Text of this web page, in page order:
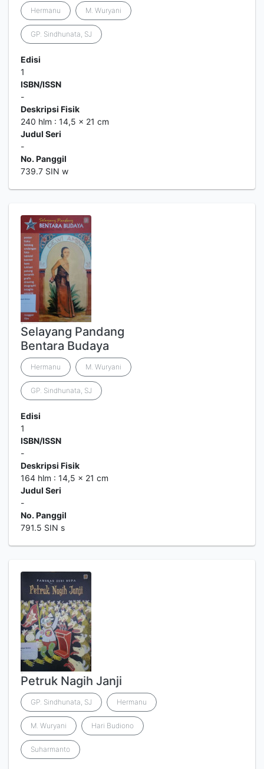
Hermanu M. Wuryani
GP. Sindhunata, SJ
Edisi
1
ISBN/ISSN
-
Deskripsi Fisik
240 hlm : 14,5 x 21 cm
Judul Seri
-
No. Panggil
739.7 SIN w
Selayang Pandang
Bentara Budaya
Hermanu M. Wuryani
GP. Sindhunata, SJ
Edisi
1
ISBN/ISSN
-
Deskripsi Fisik
164 hlm : 14,5 x 21 cm
Judul Seri
-
No. Panggil
791.5 SIN s
Petruk Nagih Janji
GP. Sindhunata, SJ Hermanu
M. Wuryani Hari Budiono
Suharmanto